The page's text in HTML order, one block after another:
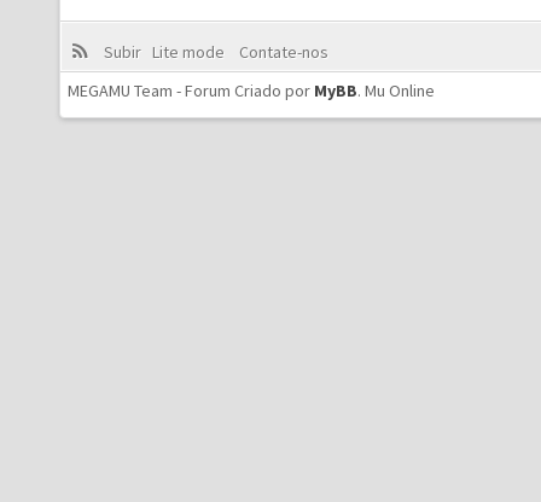
Subir Lite mode
Contate-nos
MEGAMU Team - Forum Criado por MyBB. Mu Online